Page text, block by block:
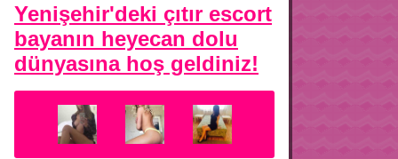
Yenişehir'deki çıtır escort
bayanın heyecan dolu
dünyasına hoş geldiniz!